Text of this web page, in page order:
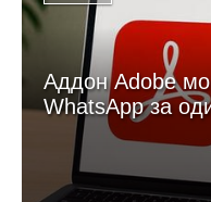
Аддон Adobe
WhatsApp за